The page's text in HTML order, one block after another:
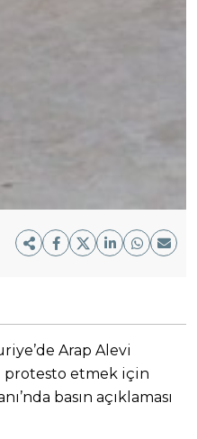
Arap Alevi
protesto etmek için
basın açıklaması